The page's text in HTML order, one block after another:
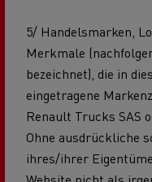
5/ Handelsmarken,
Merkmale
bezeichnet), die in
eingetragene
Renault Trucks SAS
Ohne ausdrückliche
ihres/ihrer